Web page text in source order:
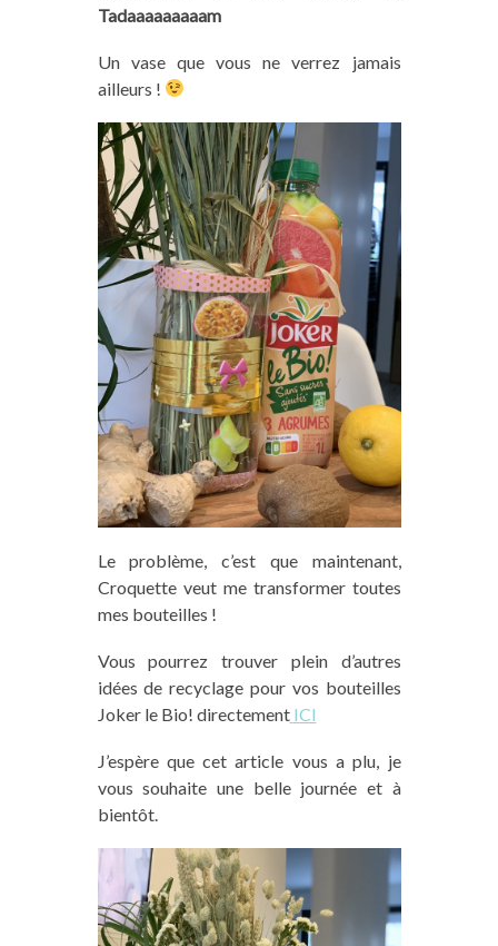
Tadaaaaaaaaam
Un vase que vous ne verrez jamais
ailleurs !
Le problème, c’est que maintenant,
Croquette veut me transformer toutes
mes bouteilles !
Vous pourrez trouver plein d’autres
idées de recyclage pour vos bouteilles
Joker le Bio! directement ICI
J’espère que cet article vous a plu, je
vous souhaite une belle journée et à
bientôt.